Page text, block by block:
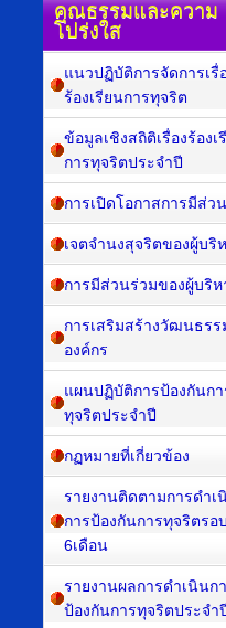
คุณธรรมและความ
โปร่งใส
แนวปฏิบัติการจัดการเรื่
ร้องเรียนการทุจริต
ข้อมูลเชิงสถิติเรื่องร้องเ
การทุจริตประจำปี
การเปิดโอกาสการมีส่ว
เจตจำนงสุจริตของผู้บริ
การมีส่วนร่วมของผู้บริห
การเสริมสร้างวัฒนธรร
องค์กร
แผนปฏิบัติการป้องกันกา
ทุจริตประจำปี
กฏหมายที่เกี่ยวข้อง
รายงานติดตามการดำเ
การป้องกันการทุจริตรอบ
6เดือน
รายงานผลการดำเนินก
ป้องกันการทุจริตประจำ